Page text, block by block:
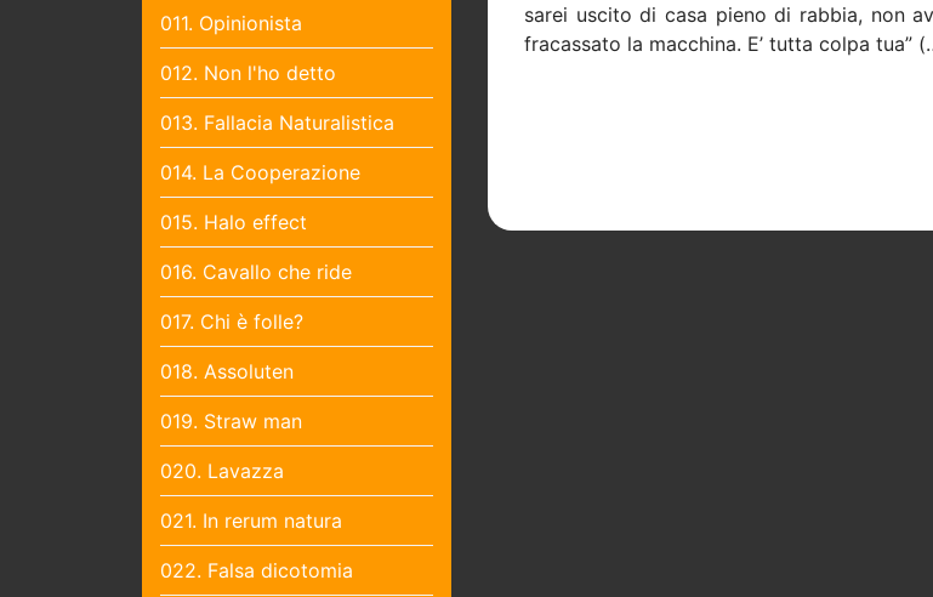
011. Opinionista
012. Non l'ho detto
013. Fallacia Naturalistica
014. La Cooperazione
015. Halo effect
016. Cavallo che ride
017. Chi è folle?
018. Assoluten
019. Straw man
020. Lavazza
021. In rerum natura
022. Falsa dicotomia
sarei uscito di casa pieno di rabbia, non
fracassato la macchina. E’ tutta colpa tua”